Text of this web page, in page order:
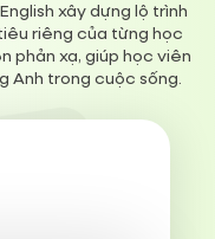
xây dựng lộ trình
riêng của từng học
phản xạ, giúp học viên
Anh trong cuộc sống.